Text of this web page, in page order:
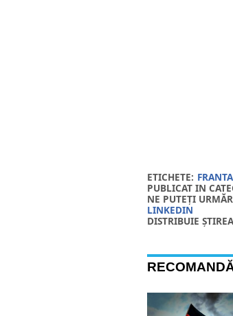
ETICHETE: FRANTA
PUBLICAT IN
NE PUTEȚI
LINKEDIN
DISTRIBUIE